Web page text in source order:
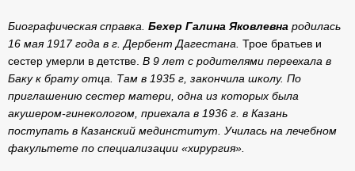
Биографическая справка. Бехер Галина Яковлевна родилась
16 мая 1917 года в г. Дербент Дагестана. Трое братьев и
сестер умерли в детстве. В 9 лет с родителями переехала в
Баку к брату отца. Там в 1935 г, закончила школу. По
приглашению сестер матери, одна из которых была
акушером-гинекологом, приехала в 1936 г. в Казань
поступать в Казанский мединститут. Училась на лечебном
факультете по специализации «хирургия».